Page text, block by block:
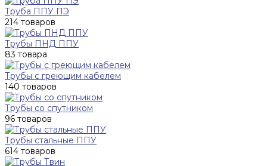
Труба ППУ ПЭ
214 товаров
Трубы ПНД ППУ
83 товара
Трубы с греющим кабелем
140 товаров
Трубы со спутником
96 товаров
Трубы стальные ППУ
614 товаров